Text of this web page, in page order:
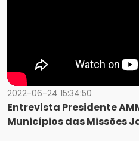
2022-06-24 15:34:50
Entrevista Presidente
Municípios das Missões